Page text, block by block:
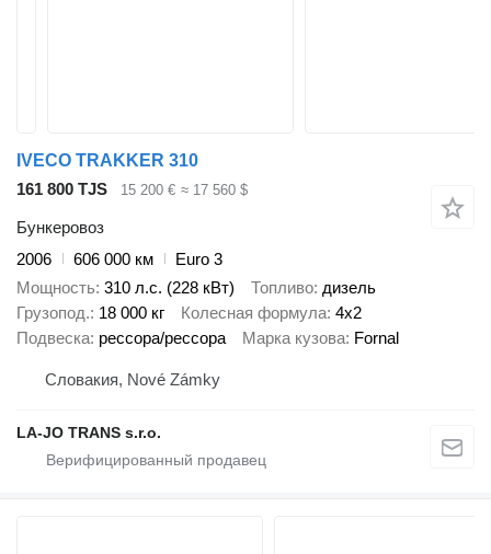
IVECO TRAKKER 310
161 800 TJS
15 200 € ≈ 17 560 $
Бункеровоз
2006
606 000 км
Euro 3
Мощность 310 л.с. (228 кВт) Топливо дизель
Грузопод. 18 000 кг Колесная формула 4x2
Подвеска рессора/рессора Марка кузова Fornal
Словакия, Nové Zámky
LA-JO TRANS s.r.o.